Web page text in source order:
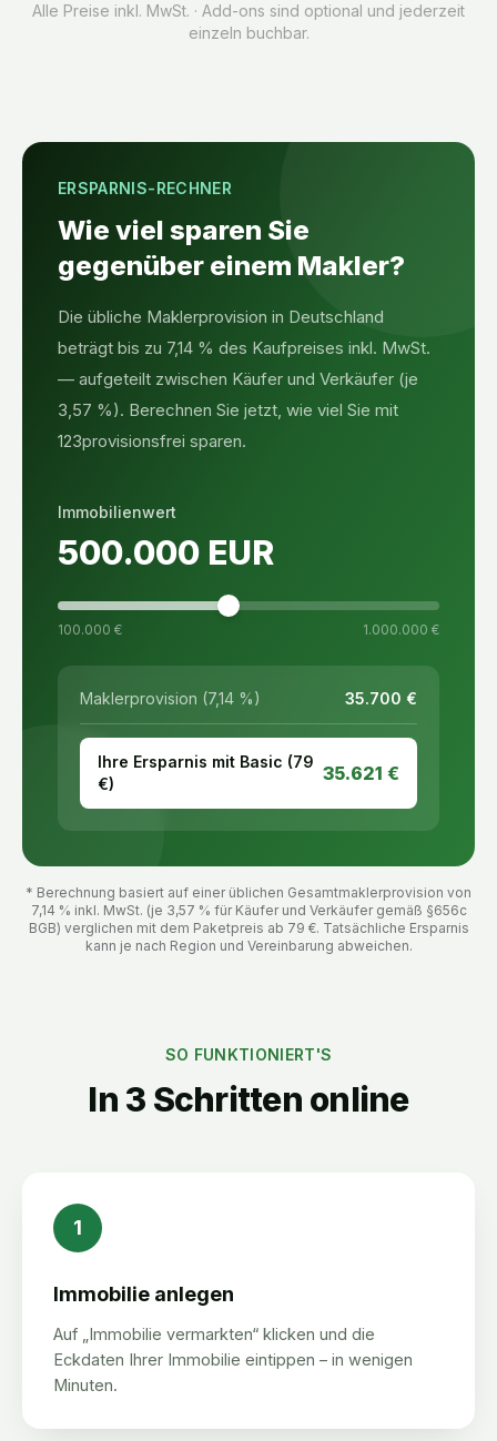
Alle Preise inkl. MwSt. · Add-ons sind optional und jederzeit
einzeln buchbar.
ERSPARNIS-RECHNER
Wie viel sparen Sie
gegenüber einem Makler?
Die übliche Maklerprovision in Deutschland
beträgt bis zu 7,14 % des Kaufpreises inkl. MwSt.
— aufgeteilt zwischen Käufer und Verkäufer (je
3,57 %). Berechnen Sie jetzt, wie viel Sie mit
123provisionsfrei sparen.
Immobilienwert
500.000 EUR
100.000 € 1.000.000 €
Maklerprovision (7,14 %) 35.700 €
Ihre Ersparnis mit Basic (79
€)
35.621 €
* Berechnung basiert auf einer üblichen Gesamtmaklerprovision von
7,14 % inkl. MwSt. (je 3,57 % für Käufer und Verkäufer gemäß §656c
BGB) verglichen mit dem Paketpreis ab 79 €. Tatsächliche Ersparnis
kann je nach Region und Vereinbarung abweichen.
SO FUNKTIONIERT'S
In 3 Schritten online
1
Immobilie anlegen
Auf „Immobilie vermarkten“ klicken und die
Eckdaten Ihrer Immobilie eintippen – in wenigen
Minuten.